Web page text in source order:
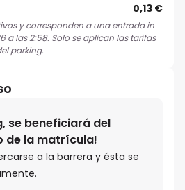
0,13 €
y corresponden a una entrada in
a las 2:58. Solo se aplican las tarifas
parking.
se beneficiará del
de la matrícula!
a la barrera y ésta se